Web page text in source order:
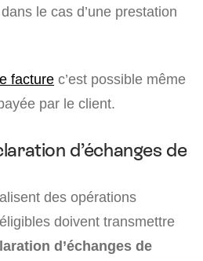
le cas d’une prestation
facture c’est possible même
par le client.
d’échanges de
des opérations
doivent transmettre
d’échanges de